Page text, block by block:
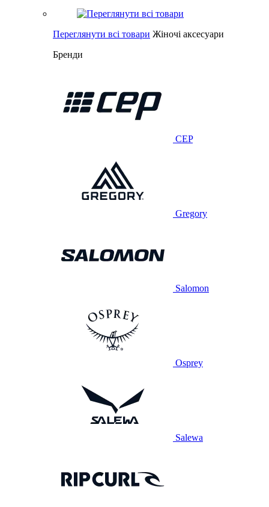
Переглянути всі товари Жіночі аксесуари
Бренди
CEP
Gregory
Salomon
Osprey
Salewa